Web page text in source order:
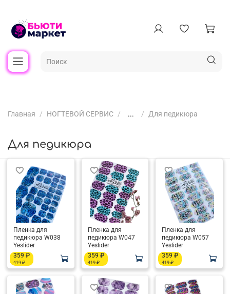
Главная НОГТЕВОЙ СЕРВИС ... Для педикюра
Для педикюра
Пленка для
педикюра W038
Yeslider
359 ₽
419 ₽
Пленка для
педикюра W047
Yeslider
359 ₽
419 ₽
Пленка для
педикюра W057
Yeslider
359 ₽
419 ₽